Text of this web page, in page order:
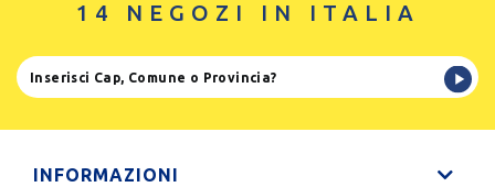
14 NEGOZI IN ITALIA
INFORMAZIONI